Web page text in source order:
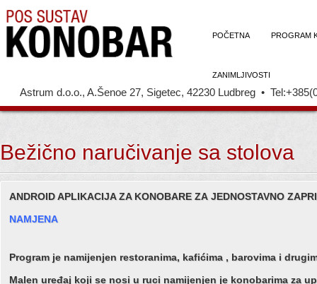
POČETNA PROGRAM
ZANIMLJIVOSTI
Astrum d.o.o., A.Šenoe 27, Sigetec, 42230 Ludbreg •
Bežično naručivanje sa stolova
ANDROID APLIKACIJA ZA KONOBARE ZA JEDNOSTAVNO
NAMJENA
Program je namijenjen restoranima, kafićima , barovima i
Malen uređaj koji se nosi u ruci namijenjen je konobarima za